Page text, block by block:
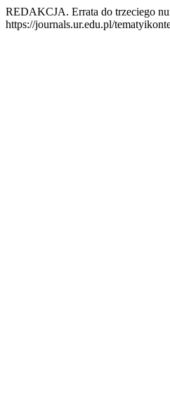
REDAKCJA. Errata do trzeciego
https://journals.ur.edu.pl/